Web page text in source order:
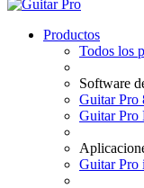
Productos
Todos los
Software
Guitar Pro
Guitar Pro
Guitar Pro